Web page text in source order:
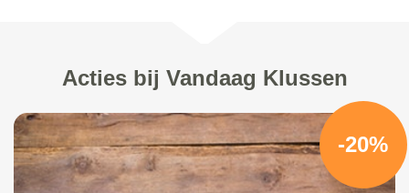
Acties bij Vandaag Klussen
-20%